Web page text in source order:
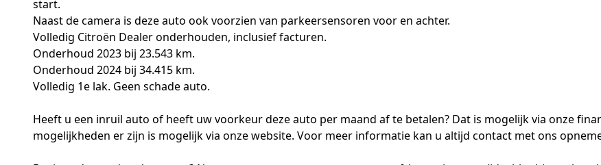
start.
Naast de camera is deze auto ook voorzien van parkeersensoren voor en achter.
Volledig Citroën Dealer onderhouden, inclusief facturen.
Onderhoud 2023 bij 23.543 km.
Onderhoud 2024 bij 34.415 km.
Volledig 1e lak. Geen schade auto.
Heeft u een inruil auto of heeft uw voorkeur deze auto per maand af te betalen? Dat is mogelijk via onze
mogelijkheden er zijn is mogelijk via onze website. Voor meer informatie kan u altijd contact met ons